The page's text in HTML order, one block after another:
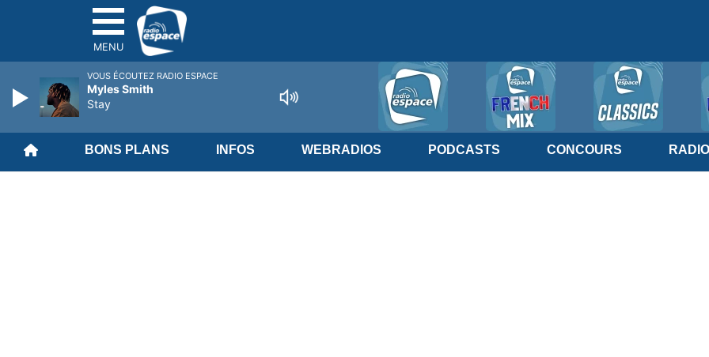
MENU
BONS PLANS INFOS WEBRADIOS PODCASTS CONCOURS RADIO
VOUS ÉCOUTEZ RADIO ESPACE
Myles Smith
Stay